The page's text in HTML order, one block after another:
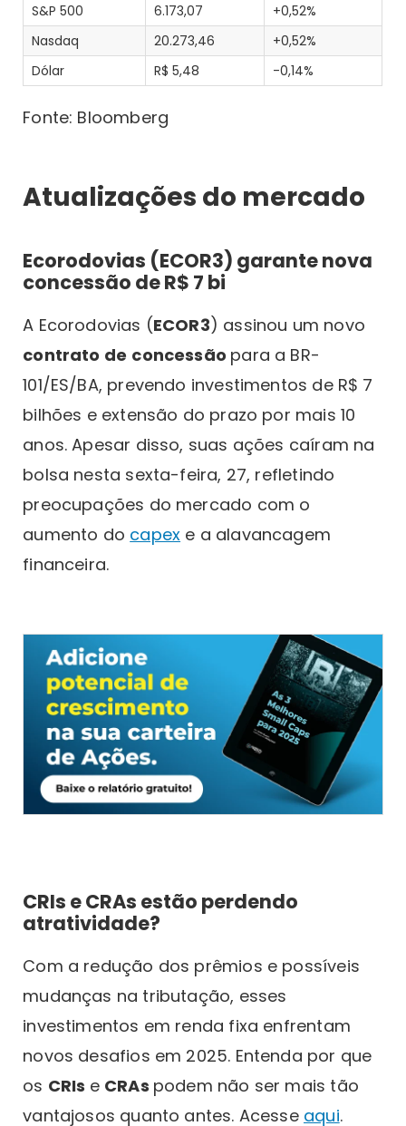
S&P 500
6.173,07
+0,52%
Nasdaq
20.273,46
+0,52%
Dólar
R$ 5,48 -0,14%
Fonte: Bloomberg
Atualizações do mercado
Ecorodovias (ECOR3) garante nova
concessão de R$ 7 bi
A Ecorodovias (ECOR3) assinou um novo
contrato de concessão para a BR-
101/ES/BA, prevendo investimentos de R$ 7
bilhões e extensão do prazo por mais 10
anos. Apesar disso, suas ações caíram na
bolsa nesta sexta-feira, 27, refletindo
preocupações do mercado com o
aumento do capex e a alavancagem
financeira.
CRIs e CRAs estão perdendo
atratividade?
Com a redução dos prêmios e possíveis
mudanças na tributação, esses
investimentos em renda fixa enfrentam
novos desafios em 2025. Entenda por que
os CRIs e CRAs podem não ser mais tão
vantajosos quanto antes. Acesse aqui.